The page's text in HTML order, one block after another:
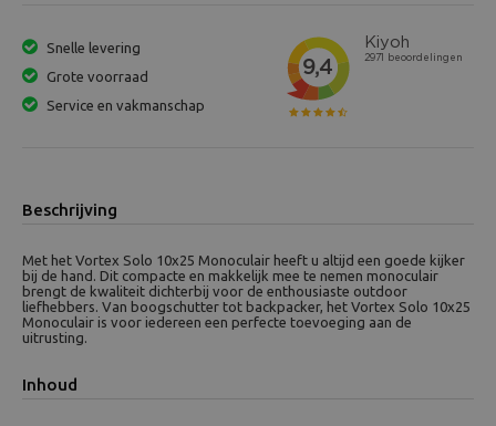
Snelle levering
Grote voorraad
Service en vakmanschap
Beschrijving
Met het Vortex Solo 10x25 Monoculair heeft u altijd een goede kijker
bij de hand. Dit compacte en makkelijk mee te nemen monoculair
brengt de kwaliteit dichterbij voor de enthousiaste outdoor
liefhebbers. Van boogschutter tot backpacker, het Vortex Solo 10x25
Monoculair is voor iedereen een perfecte toevoeging aan de
uitrusting.
Inhoud